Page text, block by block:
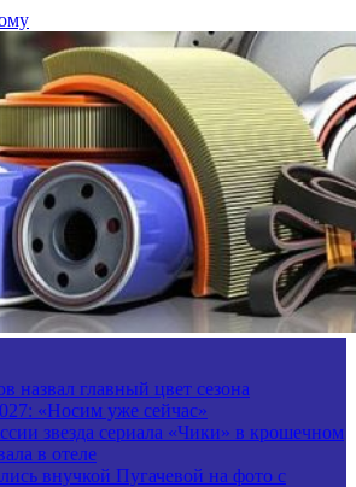
назвал главный цвет сезона
«Носим уже сейчас»
звезда сериала «Чики» в крошечном
в отеле
внучкой Пугачевой на фото с